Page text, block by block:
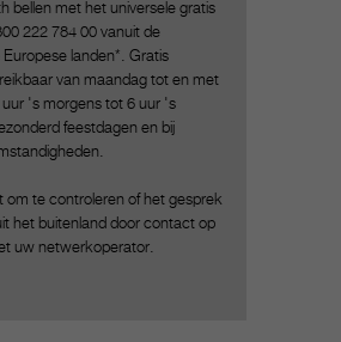
bellen met het universele gratis
222 784 00 vanuit de
Europese landen*. Gratis
van maandag tot en met
uur 's morgens tot 6 uur 's
feestdagen en bij
om te controleren of het gesprek
het buitenland door contact op
uw netwerkoperator.